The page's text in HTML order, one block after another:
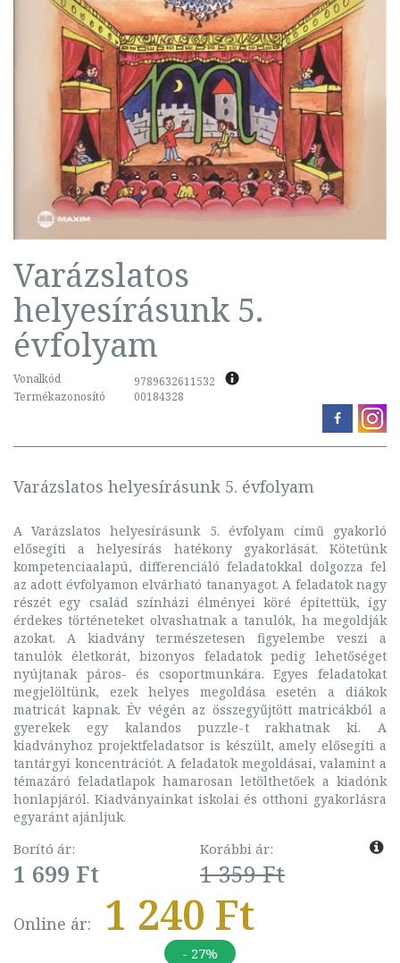
Varázslatos
helyesírásunk 5.
évfolyam
Vonalkód
9789632611532
Termékazonosító
00184328
Varázslatos helyesírásunk 5. évfolyam
A Varázslatos helyesírásunk 5. évfolyam című gyakorló
elősegíti a helyesírás hatékony gyakorlását. Kötetünk
kompetenciaalapú, differenciáló feladatokkal dolgozza fel
az adott évfolyamon elvárható tananyagot. A feladatok nagy
részét egy család színházi élményei köré építettük, így
érdekes történeteket olvashatnak a tanulók, ha megoldják
azokat. A kiadvány természetesen figyelembe veszi a
tanulók életkorát, bizonyos feladatok pedig lehetőséget
nyújtanak páros- és csoportmunkára. Egyes feladatokat
megjelöltünk, ezek helyes megoldása esetén a diákok
matricát kapnak. Év végén az összegyűjtött matricákból a
gyerekek egy kalandos puzzle-t rakhatnak ki. A
kiadványhoz projektfeladatsor is készült, amely elősegíti a
tantárgyi koncentrációt. A feladatok megoldásai, valamint a
témazáró feladatlapok hamarosan letölthetőek a kiadónk
honlapjáról. Kiadványainkat iskolai és otthoni gyakorlásra
egyaránt ajánljuk.
Borító ár:
1 699 Ft
Korábbi ár:
1 359 Ft
Online ár: 1 240 Ft
- 27%